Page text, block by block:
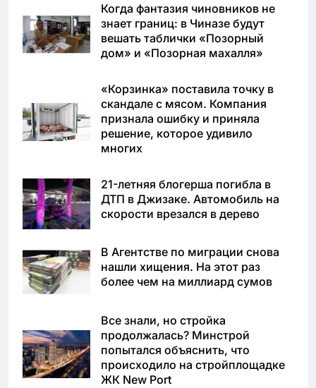
Когда фантазия чиновников не
знает границ: в Чиназе будут
вешать таблички «Позорный
дом» и «Позорная махалля»
«Корзинка» поставила точку в
скандале с мясом. Компания
признала ошибку и приняла
решение, которое удивило
многих
21-летняя блогерша погибла в
ДТП в Джизаке. Автомобиль на
скорости врезался в дерево
В Агентстве по миграции снова
нашли хищения. На этот раз
более чем на миллиард сумов
Все знали, но стройка
продолжалась? Минстрой
попытался объяснить, что
происходило на стройплощадке
ЖК New Port